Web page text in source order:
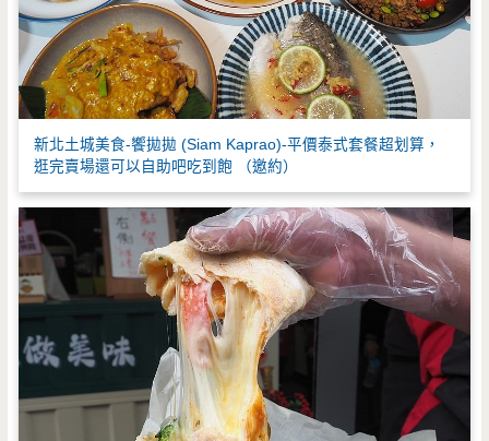
新北土城美食-饗拋拋 (Siam Kaprao)-平價泰式套餐超划算，
逛完賣場還可以自助吧吃到飽 （邀約）